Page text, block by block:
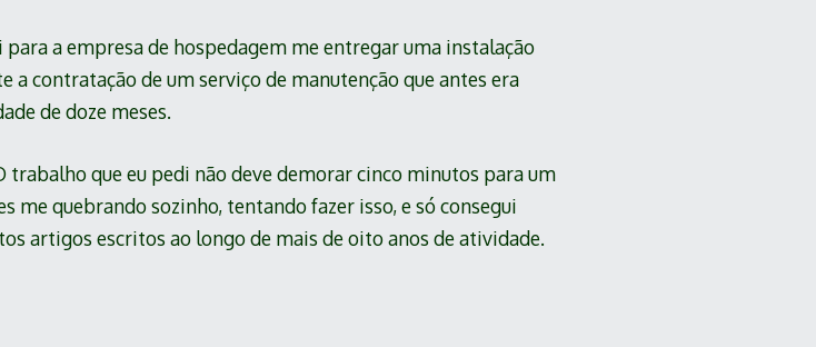
a empresa de hospedagem me entregar uma instalação
a contratação de um serviço de manutenção que antes era
de doze meses.
trabalho que eu pedi não deve demorar cinco minutos para um
me quebrando sozinho, tentando fazer isso, e só consegui
artigos escritos ao longo de mais de oito anos de atividade.